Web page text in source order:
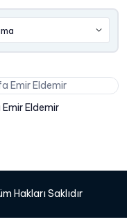
Eldemir
Hakları Saklıdır